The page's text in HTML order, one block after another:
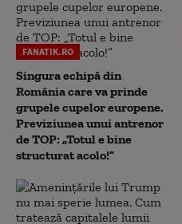
FANATIK.RO
Singura echipă din
România care va prinde
grupele cupelor europene.
Previziunea unui antrenor
de TOP: „Totul e bine
structurat acolo!”